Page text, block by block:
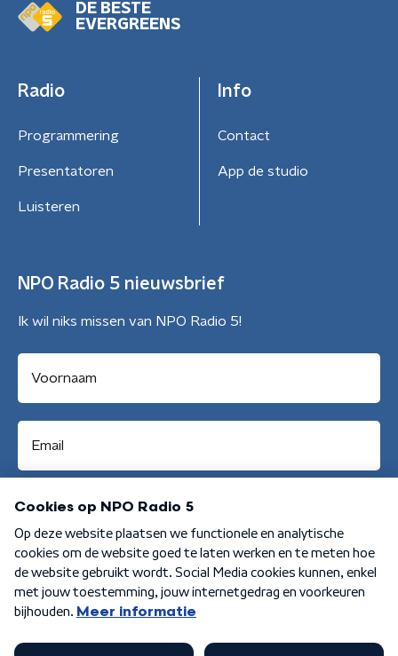
DE BESTE
EVERGREENS
Radio
Programmering
Presentatoren
Luisteren
Info
Contact
App de studio
NPO Radio 5 nieuwsbrief
Ik wil niks missen van NPO Radio 5!
Aanmelden
Algemene voorwaarden